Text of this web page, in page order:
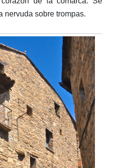
nervuda sobre trompas.